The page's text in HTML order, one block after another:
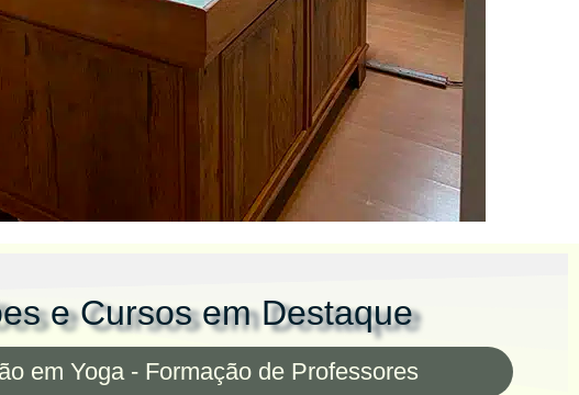
e Cursos em Destaque
em Yoga - Formação de Professores